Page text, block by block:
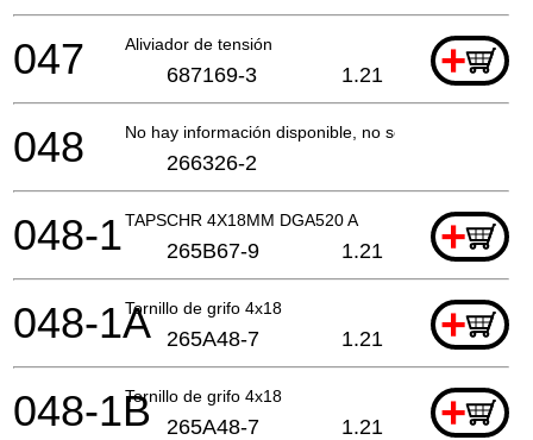
Aliviador de tensión +
047 687169-3 1.21
No hay información disponible, no se puede pedir
048 266326-2
TAPSCHR 4X18MM DGA520 A +
048-1 265B67-9 1.21
Tornillo de grifo 4x18 +
048-1A 265A48-7 1.21
Tornillo de grifo 4x18 +
048-1B 265A48-7 1.21